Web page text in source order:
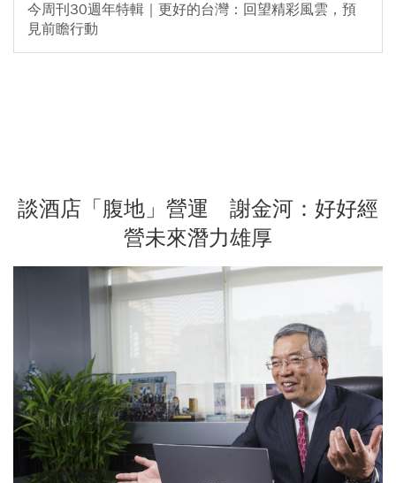
今周刊30週年特輯｜更好的台灣：回望精彩風雲，預
見前瞻行動
談酒店「腹地」營運 謝金河：好好經
營未來潛力雄厚